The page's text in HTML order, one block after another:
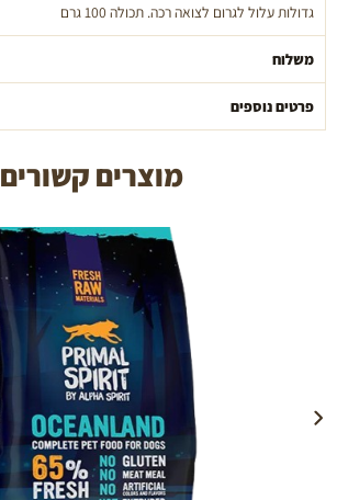
גדולות עלול לגרום לצואה רכה. תכולה 100 גרם
משלוח
פרטים נוספים
מוצרים קשורים
הוספה לעגלה